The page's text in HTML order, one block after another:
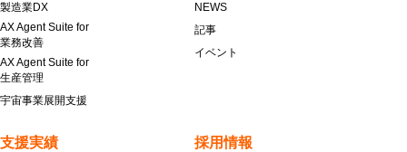
製造業DX
AX Agent Suite for
業務改善
AX Agent Suite for
生産管理
宇宙事業展開支援
NEWS
記事
イベント
支援実績 採用情報